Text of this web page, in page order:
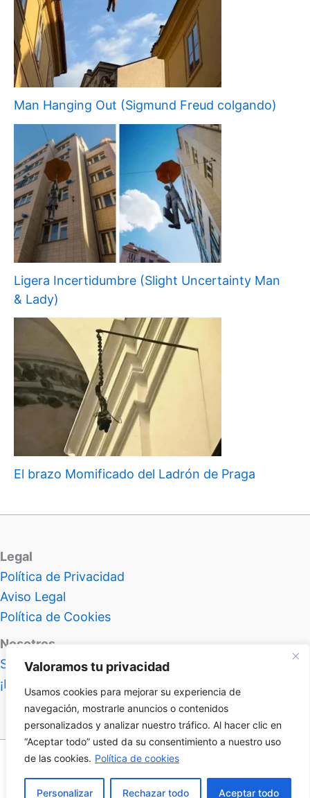
Valoramos tu privacidad
Usamos cookies para mejorar su experiencia de
navegación, mostrarle anuncios o contenidos
personalizados y analizar nuestro tráfico. Al hacer clic en
“Aceptar todo” usted da su consentimiento a nuestro uso
de las cookies. Política de cookies
Personalizar Rechazar todo Aceptar todo
Man Hanging Out (Sigmund Freud colgando)
Ligera Incertidumbre (Slight Uncertainty Man
& Lady)
El brazo Momificado del Ladrón de Praga
Legal
Política de Privacidad
Aviso Legal
Política de Cookies
Nosotros
Sobre Atlas Insolitus
¡Hablemos!
Nivel 99 en frikismo desbloqueado | Copyright © 2026
Atlas Insolitus